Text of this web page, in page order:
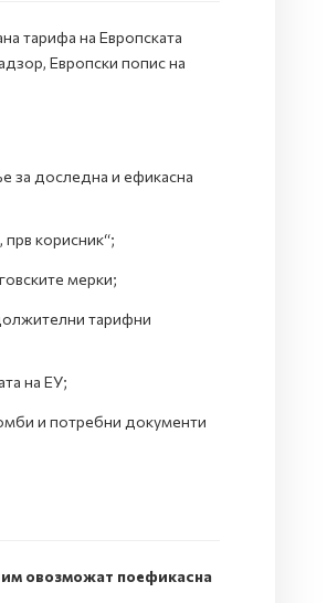
тарифа на Европската
Европски попис на
за доследна и ефикасна
прв корисник“;
мерки;
тарифни
на ЕУ;
и потребни документи
овозможат поефикасна